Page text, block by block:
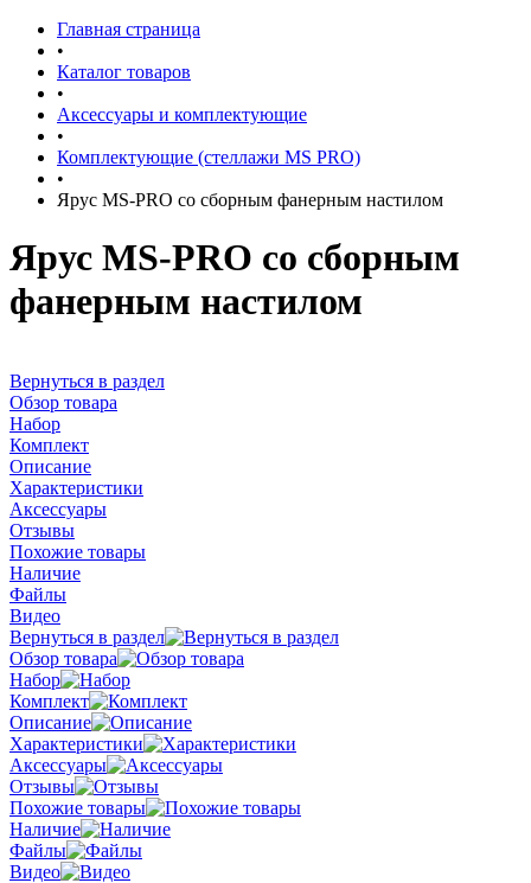
Главная страница
•
Каталог товаров
•
Аксессуары и комплектующие
•
Комплектующие (стеллажи MS PRO)
•
Ярус MS-PRO со сборным фанерным настилом
Ярус MS-PRO со сборным
фанерным настилом
Вернуться в раздел
Обзор товара
Набор
Комплект
Описание
Характеристики
Аксессуары
Отзывы
Похожие товары
Наличие
Файлы
Видео
Вернуться в раздел
Обзор товара
Набор
Комплект
Описание
Характеристики
Аксессуары
Отзывы
Похожие товары
Наличие
Файлы
Видео